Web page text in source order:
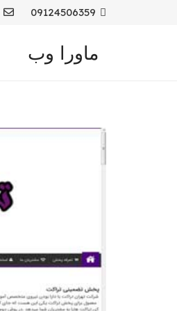
09124506359
ماورا وب